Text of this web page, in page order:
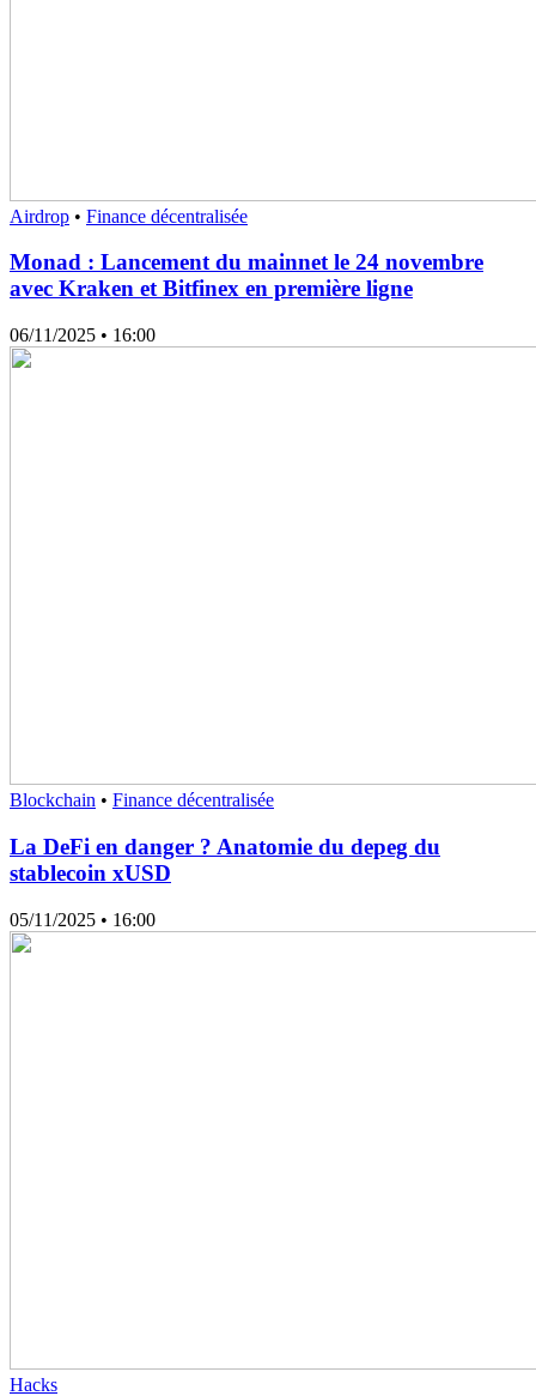
Airdrop • Finance décentralisée
Monad : Lancement du mainnet le 24 novembre
avec Kraken et Bitfinex en première ligne
06/11/2025 • 16:00
Blockchain • Finance décentralisée
La DeFi en danger ? Anatomie du depeg du
stablecoin xUSD
05/11/2025 • 16:00
Hacks